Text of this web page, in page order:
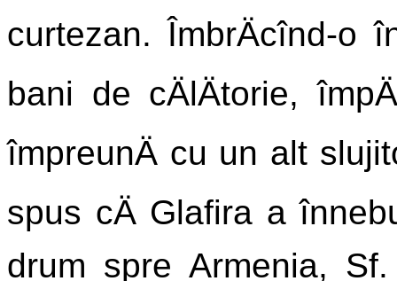
curtezan. ÎmbrÄcînd-o
bani de cÄlÄtorie,
împreunÄ cu un alt
spus cÄ Glafira a
drum spre Armenia,